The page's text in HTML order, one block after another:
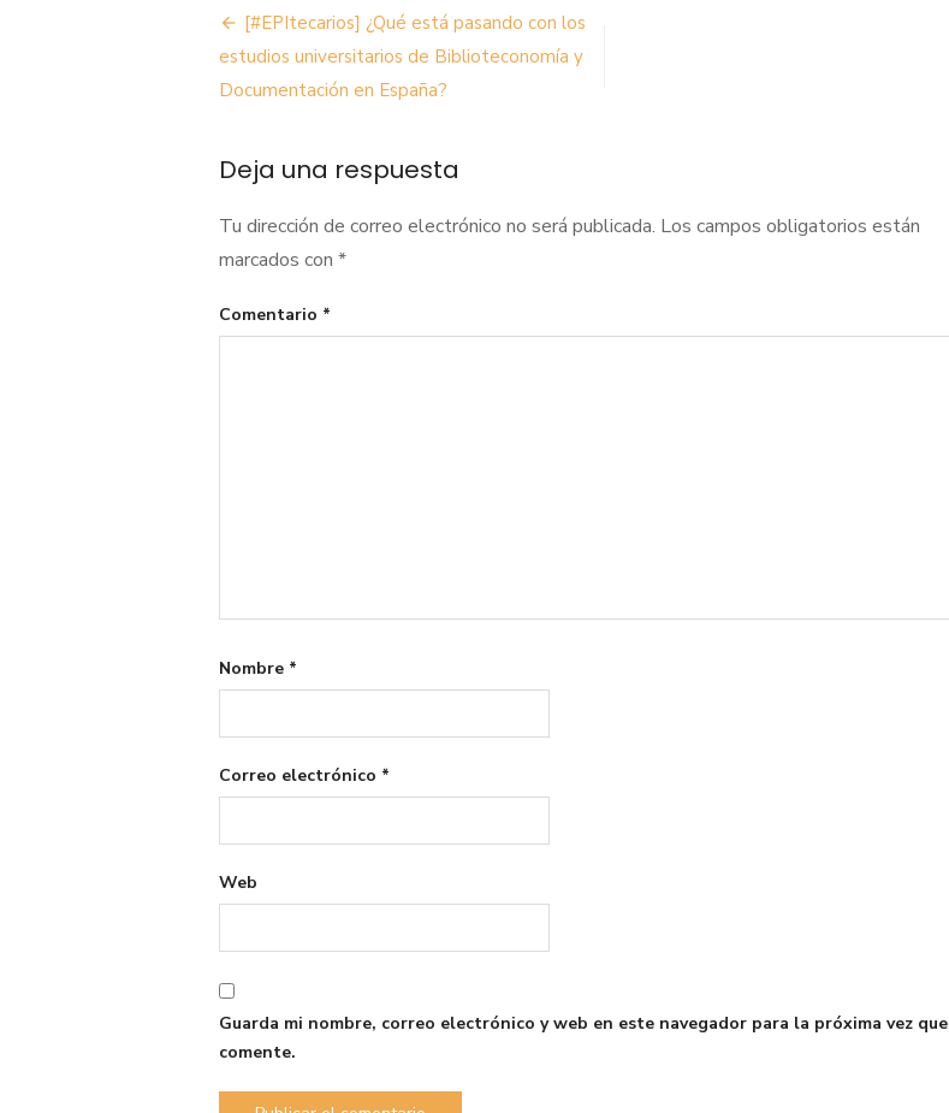
Navegación
de
entradas
[#EPItecarios] ¿Qué está pasando con los
estudios universitarios de Biblioteconomía y
Documentación en España?
Deja una respuesta
Tu dirección de correo electrónico no será publicada. Los campos obligatorios están
marcados con *
Comentario *
Nombre *
Correo electrónico *
Web
Guarda mi nombre, correo electrónico y web en este navegador para la próxima vez que
comente.